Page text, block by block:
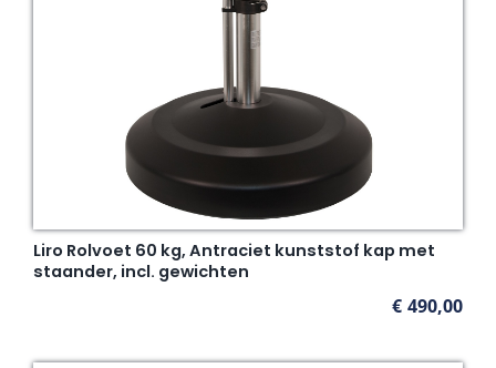
Liro Rolvoet 60 kg, Antraciet kunststof kap met
staander, incl. gewichten
€ 490,00